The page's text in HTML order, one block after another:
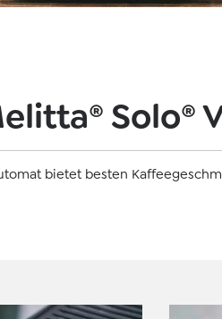
Solo®
bietet besten